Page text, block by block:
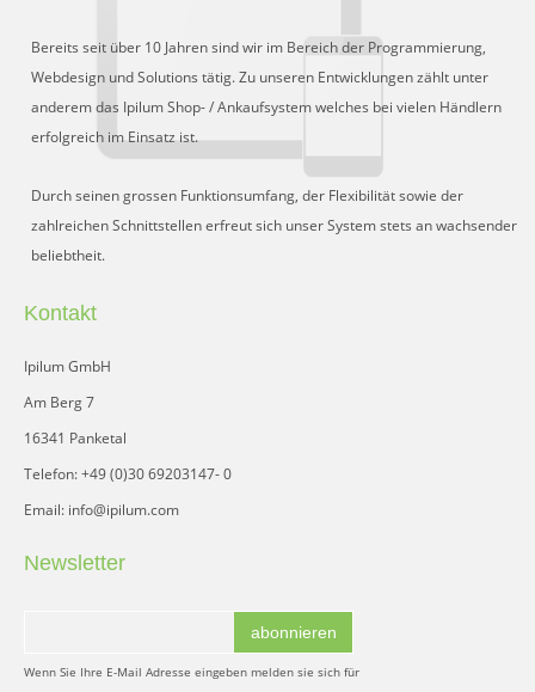
Bereits seit über 10 Jahren sind wir im Bereich der Programmierung,
Webdesign und Solutions tätig. Zu unseren Entwicklungen zählt unter
anderem das Ipilum Shop- / Ankaufsystem welches bei vielen Händlern
erfolgreich im Einsatz ist.
Durch seinen grossen Funktionsumfang, der Flexibilität sowie der
zahlreichen Schnittstellen erfreut sich unser System stets an wachsender
beliebtheit.
Kontakt
Ipilum GmbH
Am Berg 7
16341 Panketal
Telefon: +49 (0)30 69203147- 0
Email: info@ipilum.com
Newsletter
abonnieren
Wenn Sie Ihre E-Mail Adresse eingeben melden sie sich für